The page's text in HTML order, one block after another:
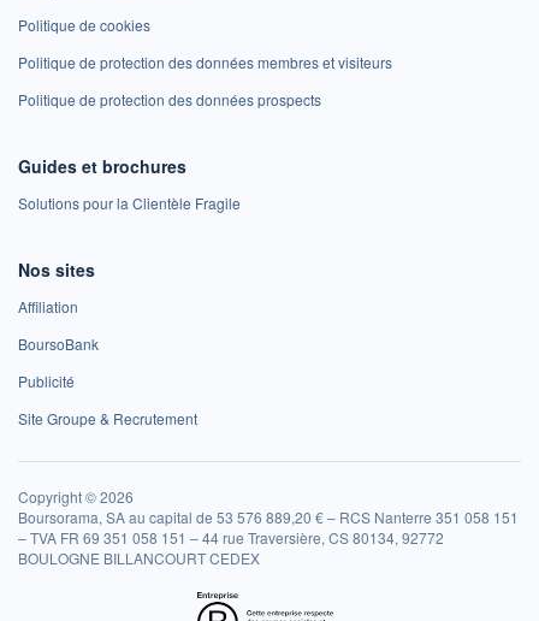
Politique de cookies
Politique de protection des données membres et visiteurs
Politique de protection des données prospects
Guides et brochures
Solutions pour la Clientèle Fragile
Nos sites
Affiliation
BoursoBank
Publicité
Site Groupe & Recrutement
Copyright © 2026
Boursorama, SA au capital de 53 576 889,20 € – RCS Nanterre 351 058 151
– TVA FR 69 351 058 151 – 44 rue Traversière, CS 80134, 92772
BOULOGNE BILLANCOURT CEDEX